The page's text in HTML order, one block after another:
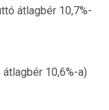
átlagbér 10,7%-
10,6%-a)